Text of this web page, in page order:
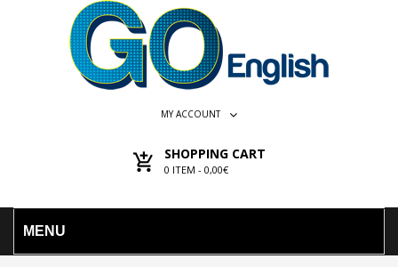
MY ACCOUNT
SHOPPING CART
0 ITEM - 0,00€
MENU